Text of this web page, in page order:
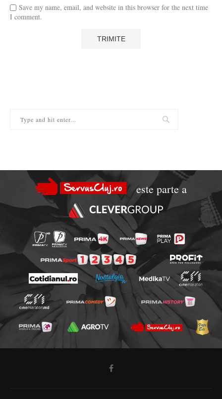
Save my name, email, and website in this browser for the next time
I comment.
este parte a